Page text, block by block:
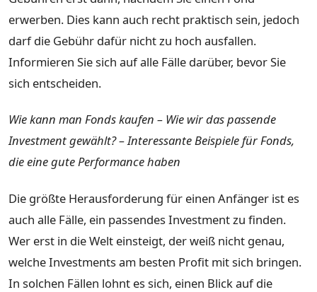
erwerben. Dies kann auch recht praktisch sein, jedoch
darf die Gebühr dafür nicht zu hoch ausfallen.
Informieren Sie sich auf alle Fälle darüber, bevor Sie
sich entscheiden.
Wie kann man Fonds kaufen – Wie wir das passende
Investment gewählt? – Interessante Beispiele für Fonds,
die eine gute Performance haben
Die größte Herausforderung für einen Anfänger ist es
auch alle Fälle, ein passendes Investment zu finden.
Wer erst in die Welt einsteigt, der weiß nicht genau,
welche Investments am besten Profit mit sich bringen.
In solchen Fällen lohnt es sich, einen Blick auf die